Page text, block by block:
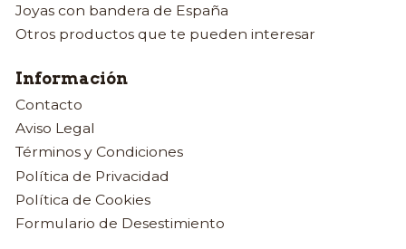
Joyas con bandera de España
Otros productos que te pueden interesar
Información
Contacto
Aviso Legal
Términos y Condiciones
Política de Privacidad
Política de Cookies
Formulario de Desestimiento